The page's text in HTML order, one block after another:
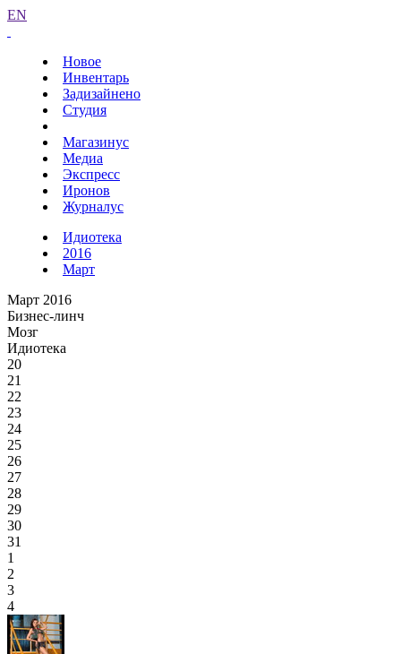
EN
Новое
Инвентарь
Задизайнено
Студия
Магазинус
Медиа
Экспресс
Иронов
Журналус
Идиотека
2016
Март
Март 2016
Бизнес-линч
Мозг
Идиотека
20
21
22
23
24
25
26
27
28
29
30
31
1
2
3
4